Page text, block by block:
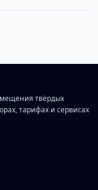
твёрдых
тарифах и сервисах